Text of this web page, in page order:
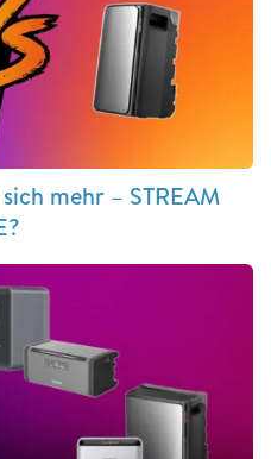
mehr – STREAM